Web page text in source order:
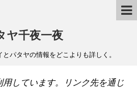
ヤ千夜一夜
パタヤの情報をどこよりも詳しく。
用しています。リンク先を通じ